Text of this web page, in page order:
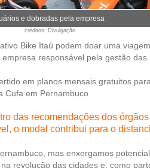
e dobradas pela empresa
créditos: Divulgação
Bike Itaú podem doar uma
responsável pela gestão das
em planos mensais gratuitos
Cufa em Pernambuco.
das recomendações dos
o modal contribui para o
mas enxergamos
revolução das cidades e, como